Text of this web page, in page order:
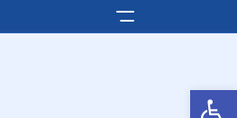
Otwórz pasek narzędzi
Pokaż/ukryj